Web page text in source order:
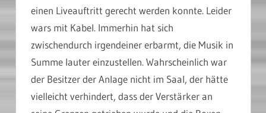
einen Liveauftritt gerecht werden konnte. Leider
wars mit Kabel. Immerhin hat sich
zwischendurch irgendeiner erbarmt, die Musik in
Summe lauter einzustellen. Wahrscheinlich war
der Besitzer der Anlage nicht im Saal, der hätte
vielleicht verhindert, dass der Verstärker an